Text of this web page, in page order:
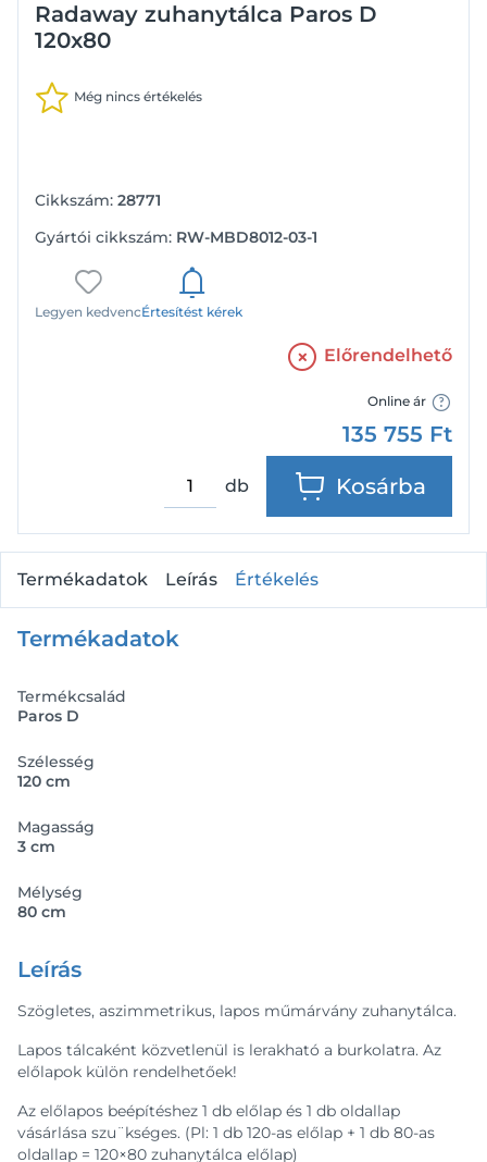
Radaway zuhanytálca Paros D
120x80
Még nincs értékelés
Cikkszám: 28771
Gyártói cikkszám: RW-MBD8012-03-1
Legyen kedvencÉrtesítést kérek
Előrendelhető
Online ár
135 755 Ft
db Kosárba
Termékadatok Leírás Értékelés
Termékadatok
Termékcsalád
Paros D
Szélesség
120 cm
Magasság
3 cm
Mélység
80 cm
Leírás
Szögletes, aszimmetrikus, lapos műmárvány zuhanytálca.
Lapos tálcaként közvetlenül is lerakható a burkolatra. Az
előlapok külön rendelhetőek!
Az előlapos beépítéshez 1 db előlap és 1 db oldallap
vásárlása szu¨kséges. (Pl: 1 db 120-as előlap + 1 db 80-as
oldallap = 120×80 zuhanytálca előlap)